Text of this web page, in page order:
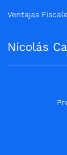
Ventajas
Nicolás